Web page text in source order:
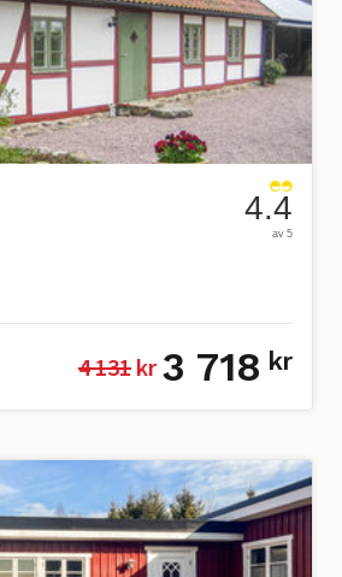
4.4
av 5
4 131 kr 3 718 kr